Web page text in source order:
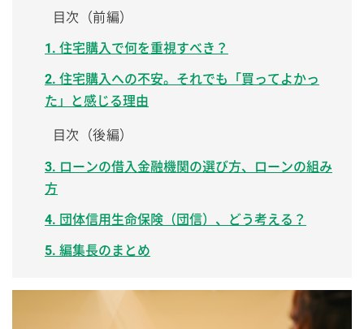
目次（前編）
1. 住宅購入で何を重視すべき？
2. 住宅購入への不安。それでも「買ってよかっ
た」と感じる理由
目次（後編）
3. ローンの借入金融機関の選び方、ローンの組み
方
4. 団体信用生命保険（団信）、どう考える？
5. 編集長のまとめ